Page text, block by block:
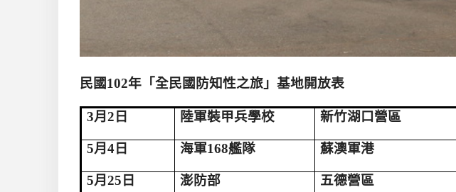
民國102年「全民國防知性之旅」基地開放表
3月 2 日 陸軍裝甲兵學校 新竹湖口營區
5月 4日 海軍168艦隊 蘇澳軍港
5月 25 日 澎防部 五德營區